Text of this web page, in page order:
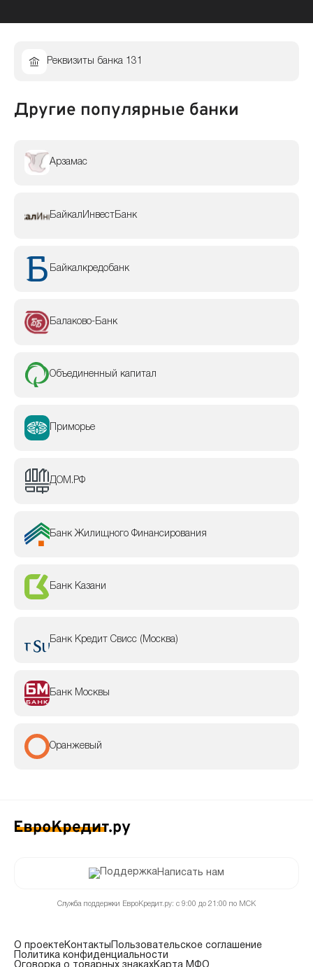
Реквизиты банка 131
Другие популярные банки
Арзамас
БайкалИнвестБанк
Байкалкредобанк
Балаково-Банк
Объединенный капитал
Приморье
ДОМ.РФ
Банк Жилищного Финансирования
Банк Казани
Банк Кредит Свисс (Москва)
Банк Москвы
Оранжевый
Написать нам
Служба поддержки ЕвроКредит.ру: с 9:00 до 21:00 по МСК
О проектеКонтакты Пользовательское соглашение
Политика конфиденциальности
Оговорка о товарных знакахКарта МФО